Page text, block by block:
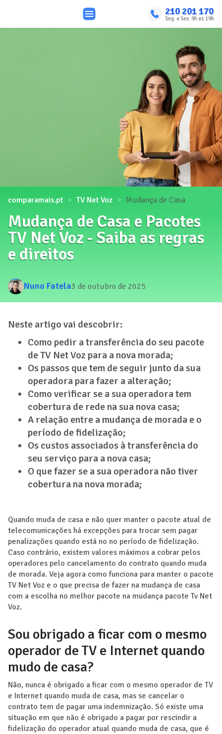
210 201 170
Seg. a Sex. 9h as 19h
comparamais.pt TV Net Voz Mudança de Casa
Mudança de Casa e Pacotes
TV Net Voz - Saiba as regras
e direitos
Nuno Fatela3 de outubro de 2025
Neste artigo vai descobrir:
Como pedir a transferência do seu pacote
de TV Net Voz para a nova morada;
Os passos que tem de seguir junto da sua
operadora para fazer a alteração;
Como verificar se a sua operadora tem
cobertura de rede na sua nova casa;
A relação entre a mudança de morada e o
período de fidelização;
Os custos associados à transferência do
seu serviço para a nova casa;
O que fazer se a sua operadora não tiver
cobertura na nova morada;
Quando muda de casa e não quer manter o pacote atual de
telecomunicações há excepções para trocar sem pagar
penalizações quando está no no período de fidelização.
Caso contrário, existem valores máximos a cobrar pelos
operadores pelo cancelamento do contrato quando muda
de morada. Veja agora como funciona para manter o pacote
TV Net Voz e o que precisa de fazer na mudança de casa
com a escolha no melhor pacote na mudança pacote Tv Net
Voz.
Sou obrigado a ficar com o mesmo
operador de TV e Internet quando
mudo de casa?
Não, nunca é obrigado a ficar com o mesmo operador de TV
e Internet quando muda de casa, mas se cancelar o
contrato tem de pagar uma indemnização. Só existe uma
situação em que não é obrigado a pagar por rescindir a
fidelização do operador atual quando muda de casa, que é